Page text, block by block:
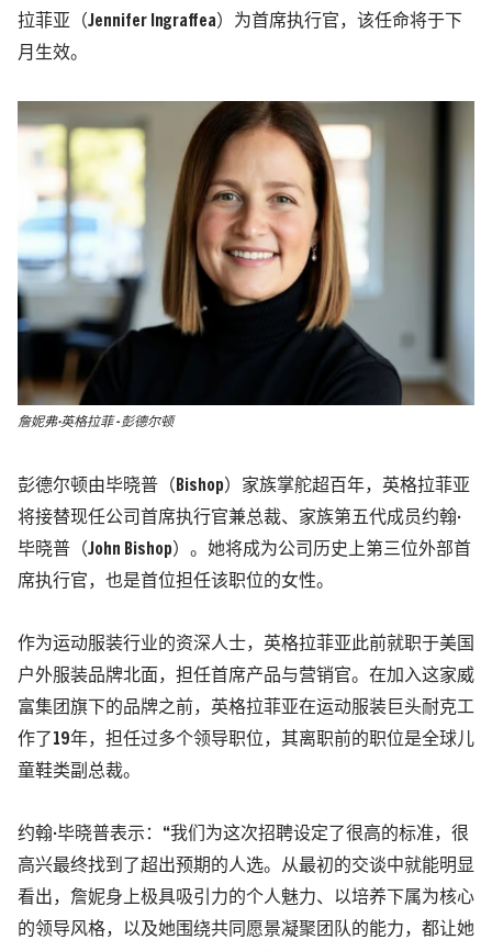
拉菲亚（Jennifer Ingraffea）为首席执行官，该任命将于下
月生效。
詹妮弗·英格拉菲 - 彭德尔顿
彭德尔顿由毕晓普（Bishop）家族掌舵超百年，英格拉菲亚
将接替现任公司首席执行官兼总裁、家族第五代成员约翰·
毕晓普（John Bishop）。她将成为公司历史上第三位外部首
席执行官，也是首位担任该职位的女性。
作为运动服装行业的资深人士，英格拉菲亚此前就职于美国
户外服装品牌北面 ，担任首席产品与营销官。在加入这家威
富集团旗下的品牌之前，英格拉菲亚在运动服装巨头耐克工
作了19年，担任过多个领导职位，其离职前的职位是全球儿
童鞋类副总裁。
约翰·毕晓普表示：“我们为这次招聘设定了很高的标准，很
高兴最终找到了超出预期的人选。从最初的交谈中就能明显
看出，詹妮身上极具吸引力的个人魅力、以培养下属为核心
的领导风格，以及她围绕共同愿景凝聚团队的能力，都让她